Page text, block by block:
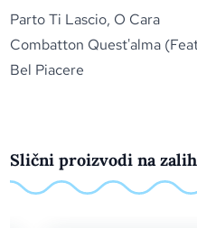
Parto Ti Lascio, O Cara
Combatton Quest'alma
Bel Piacere
Slični proizvodi na